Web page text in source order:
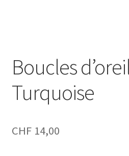
Boucles
Turquoise
CHF14,00